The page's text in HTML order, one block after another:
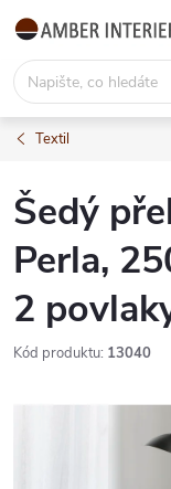
Přejít
obsah
Textil
Šedý
Perla,
2
Kód produktu: 13040